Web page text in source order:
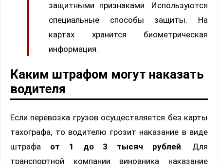
защитными признаками. Используются
специальные способы защиты. На
картах хранится биометрическая
информация.
Каким штрафом могут наказать
водителя
Если перевозка грузов осуществляется без карты
тахографа, то водителю грозит наказание в виде
штрафа от 1 до 3 тысяч рублей. Для
транспортной компании виновника наказание